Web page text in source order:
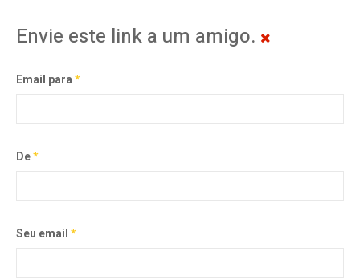
Envie este link a um amigo.
Email para*
De*
Seu email*